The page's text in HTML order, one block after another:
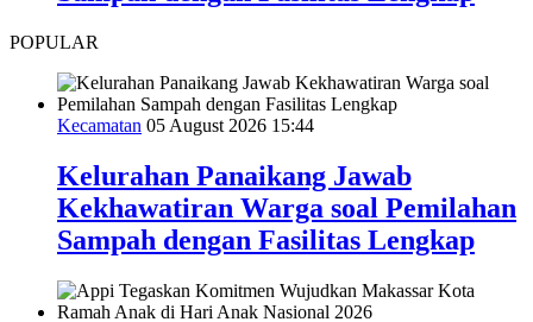
POPULAR
Kecamatan 05 August 2026 15:44
Kelurahan Panaikang Jawab
Kekhawatiran Warga soal Pemilahan
Sampah dengan Fasilitas Lengkap